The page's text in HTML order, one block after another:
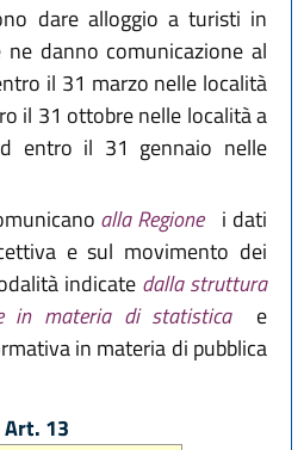
dare alloggio a turisti in
danno comunicazione al
il 31 marzo nelle località
il 31 ottobre nelle località a
entro il 31 gennaio nelle
alla Regione i dati
e sul movimento dei
indicate dalla struttura
in materia di statistica
e
in materia di pubblica
Art. 13